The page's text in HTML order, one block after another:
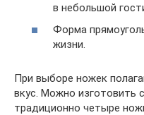
в небольшой
Форма
жизни.
При выборе ножек
вкус. Можно изготовить
традиционно четыре